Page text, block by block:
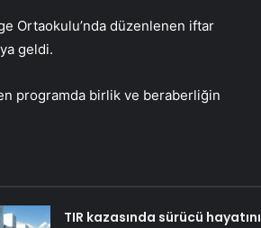
Ortaokulu’nda düzenlenen iftar
geldi.
programda birlik ve beraberliğin
TIR kazasında sürücü hayatını